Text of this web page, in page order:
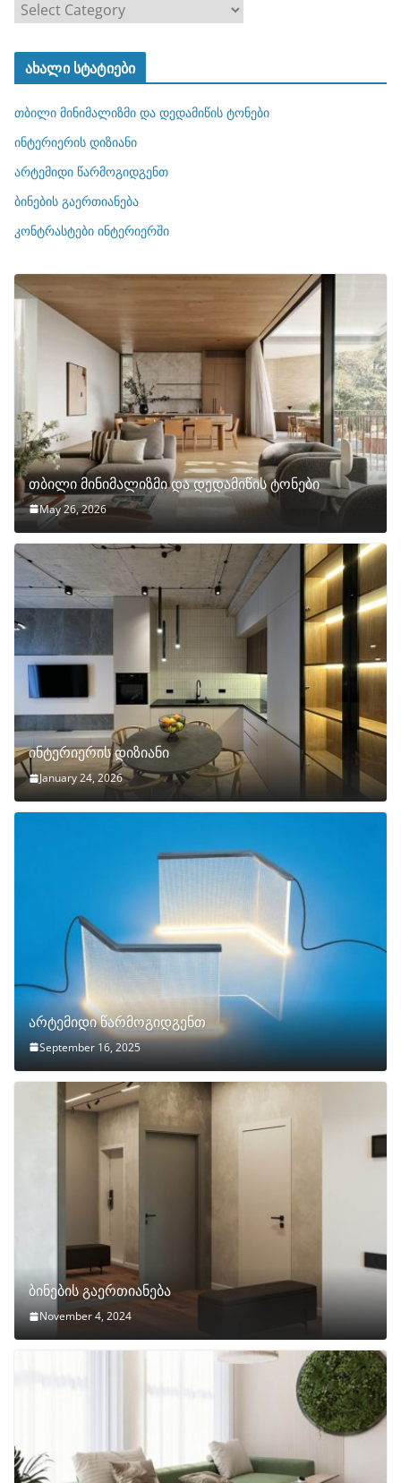
ა
ტ
ო
რ
ბ
ი
ახალი სტატიები
თბილი მინიმალიზმი და დედამიწის ტონები
ინტერიერის დიზიანი
არტემიდი წარმოგიდგენთ
ბინების გაერთიანება
კონტრასტები ინტერიერში
თბილი მინიმალიზმი და დედამიწის ტონები
May 26, 2026
ინტერიერის დიზიანი
January 24, 2026
არტემიდი წარმოგიდგენთ
September 16, 2025
ბინების გაერთიანება
November 4, 2024